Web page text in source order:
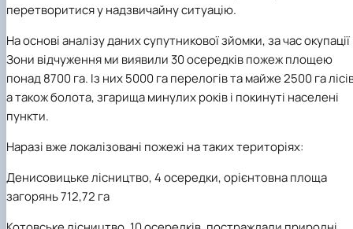
перетворитися у надзвичайну ситуацію.
На основі аналізу даних супутникової зйомки, за час окупації
Зони відчуження ми виявили 30 осередків пожеж площею
понад 8700 га. Із них 5000 га перелогів та майже 2500 га
а також болота, згарища минулих років і покинуті населені
пункти.
Наразі вже локалізовані пожежі на таких територіях:
Денисовицьке лісництво, 4 осередки, орієнтовна площа
загорянь 712,72 га